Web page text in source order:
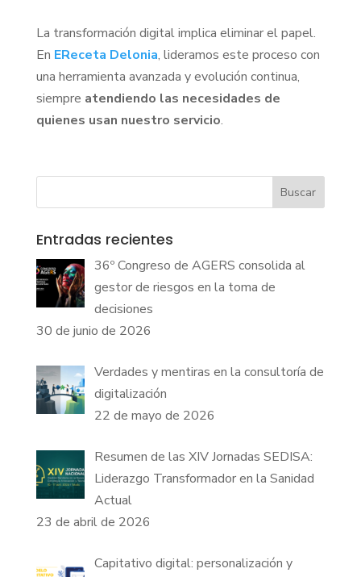
La transformación digital implica eliminar el papel.
En EReceta Delonia, lideramos este proceso con
una herramienta avanzada y evolución continua,
siempre atendiendo las necesidades de
quienes usan nuestro servicio.
Buscar
Entradas recientes
36º Congreso de AGERS consolida al
gestor de riesgos en la toma de
decisiones
30 de junio de 2026
Verdades y mentiras en la consultoría de
digitalización
22 de mayo de 2026
Resumen de las XIV Jornadas SEDISA:
Liderazgo Transformador en la Sanidad
Actual
23 de abril de 2026
Capitativo digital: personalización y